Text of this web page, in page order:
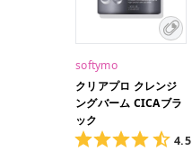
softymo
クリアプロ クレンジ
ングバーム CICAブラ
ック
4.5